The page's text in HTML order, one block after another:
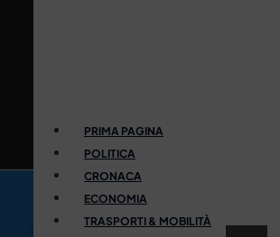
PRIMA PAGINA
POLITICA
CRONACA
ECONOMIA
TRASPORTI & MOBILITÀ